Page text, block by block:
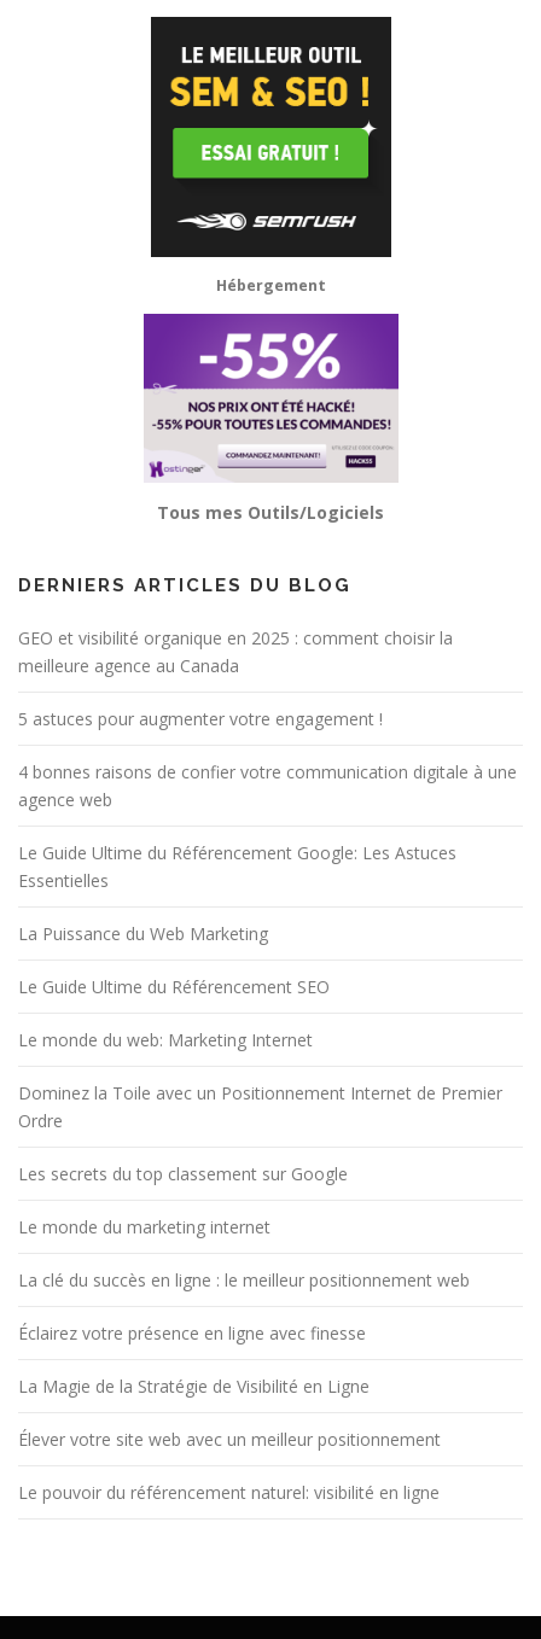
Hébergement
Tous mes Outils/Logiciels
DERNIERS ARTICLES DU BLOG
GEO et visibilité organique en 2025 : comment choisir la
meilleure agence au Canada
5 astuces pour augmenter votre engagement !
4 bonnes raisons de confier votre communication digitale à une
agence web
Le Guide Ultime du Référencement Google: Les Astuces
Essentielles
La Puissance du Web Marketing
Le Guide Ultime du Référencement SEO
Le monde du web: Marketing Internet
Dominez la Toile avec un Positionnement Internet de Premier
Ordre
Les secrets du top classement sur Google
Le monde du marketing internet
La clé du succès en ligne : le meilleur positionnement web
Éclairez votre présence en ligne avec finesse
La Magie de la Stratégie de Visibilité en Ligne
Élever votre site web avec un meilleur positionnement
Le pouvoir du référencement naturel: visibilité en ligne